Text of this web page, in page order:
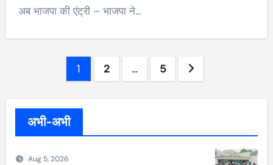
अब भाजपा की एंट्री – भाजपा ने…
1 2 … 5
अभी-अभी
Aug 5, 2026